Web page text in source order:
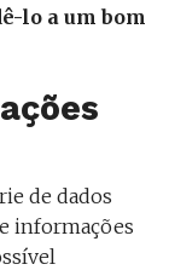
lo a um bom
de dados
informações